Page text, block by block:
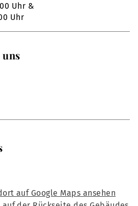
Uhr &
Uhr
auf Google Maps ansehen